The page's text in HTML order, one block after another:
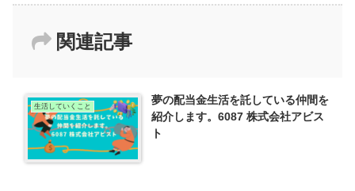
関連記事
生活していくこと
夢の配当金生活を託している仲間を
紹介します。6087 株式会社アビス
ト